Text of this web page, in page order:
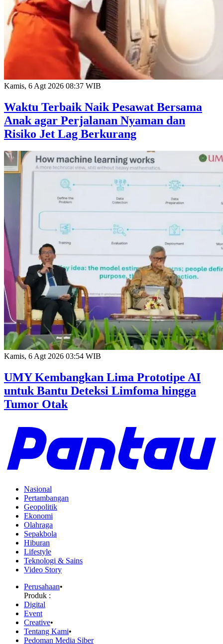
Kamis, 6 Agt 2026 08:37 WIB
Waktu Terbaik Naik Pesawat Bersama
Anak agar Perjalanan Nyaman dan
Risiko Jet Lag Berkurang
Kamis, 6 Agt 2026 03:54 WIB
UMY Kembangkan Lima Prototipe AI
untuk Bantu Deteksi Limfoma hingga
Tumor Otak
Nasional
Pertambangan
Geopolitik
Ekonomi
Olahraga
Sepakbola
Hiburan
Lifestyle
Teknologi & Sains
Video Story
Perusahaan•
Produk :
Digital
Event
Creative•
Tentang Kami•
Pedoman Media Siber